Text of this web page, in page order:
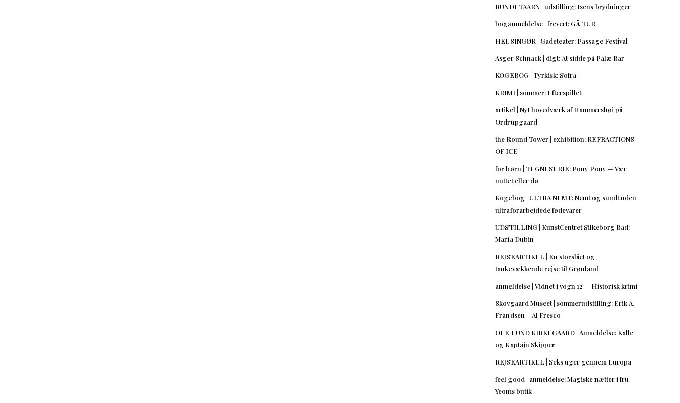
RUNDETAARN | udstilling: Isens brydninger
boganmeldelse | frevert: GÅ TUR
HELSINGØR | Gadeteater: Passage Festival
Asger Schnack | digt: At sidde på Palæ Bar
KOGEBOG | Tyrkisk: Sofra
KRIMI | sommer: Efterspillet
artikel | Nyt hovedværk af Hammershøi på
Ordrupgaard
the Round Tower | exhibition: REFRACTIONS
OF ICE
for børn | TEGNESERIE: Pony Pony — Vær
nuttet eller dø
Kogebog | ULTRA NEMT: Nemt og sundt uden
ultraforarbejdede fødevarer
UDSTILLING | KunstCentret Silkeborg Bad:
Maria Dubin
REJSEARTIKEL | En storslået og
tankevækkende rejse til Grønland
anmeldelse | Vidnet i vogn 12 — Historisk krimi
Skovgaard Museet | sommerudstilling: Erik A.
Frandsen – Al Fresco
OLE LUND KIRKEGAARD | Anmeldelse: Kalle
og Kaptajn Skipper
REJSEARTIKEL | Seks uger gennem Europa
feel good | anmeldelse: Magiske nætter i fru
Yeoms butik